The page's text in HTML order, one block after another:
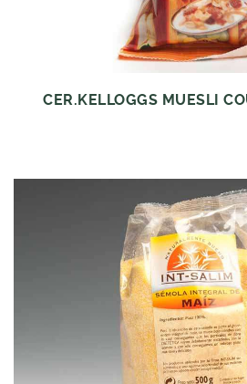
CER.KELLOGGS MUESLI